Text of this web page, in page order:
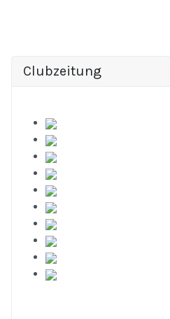
Clubzeitung